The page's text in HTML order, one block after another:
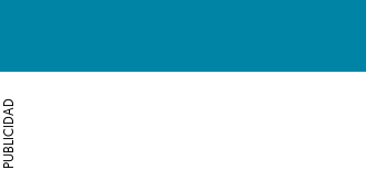
PUBLICIDAD